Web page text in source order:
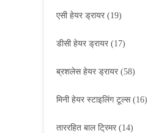
एसी हेयर ड्रायर(19)
डीसी हेयर ड्रायर(17)
ब्रशलेस हेयर ड्रायर(58)
मिनी हेयर स्टाइलिंग टूल्स(16)
ताररहित बाल ट्रिमर(14)